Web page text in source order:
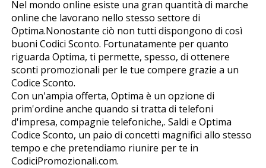
Nel mondo online esiste una gran quantità di marche
online che lavorano nello stesso settore di
Optima.Nonostante ciò non tutti dispongono di così
buoni Codici Sconto. Fortunatamente per quanto
riguarda Optima, ti permette, spesso, di ottenere
sconti promozionali per le tue compere grazie a un
Codice Sconto.
Con un'ampia offerta, Optima è un opzione di
prim'ordine anche quando si tratta di telefoni
d'impresa, compagnie telefoniche,. Saldi e Optima
Codice Sconto, un paio di concetti magnifici allo stesso
tempo e che pretendiamo riunire per te in
CodiciPromozionali.com.